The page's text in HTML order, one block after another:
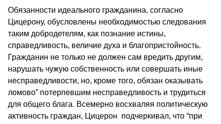
Обязанности идеального гражданина, согласно
Цицерону, обусловлены необходимостью следования
таким добродетелям, как познание истины,
справедливость, величие духа и благопристойность.
Гражданин не только не должен сам вредить другим,
нарушать чужую собственность или совершать иные
несправедливости, но, кроме того, обязан оказывать
ломово” потерпевшим несправедливость и трудиться
для общего блага. Всемерно восхваляя политическую
активность граждан, Цицерон подчеркивал, что “при